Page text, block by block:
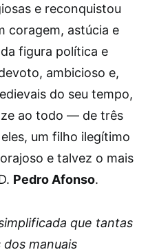
e reconquistou
coragem, astúcia e
figura política e
ambicioso e,
do seu tempo,
ao todo — de três
um filho ilegítimo
e talvez o mais
Pedro Afonso.
que tantas
manuais